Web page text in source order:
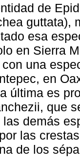
de
guttata),
esa
en Sierra
una
en
última es
que
demás
las
de los